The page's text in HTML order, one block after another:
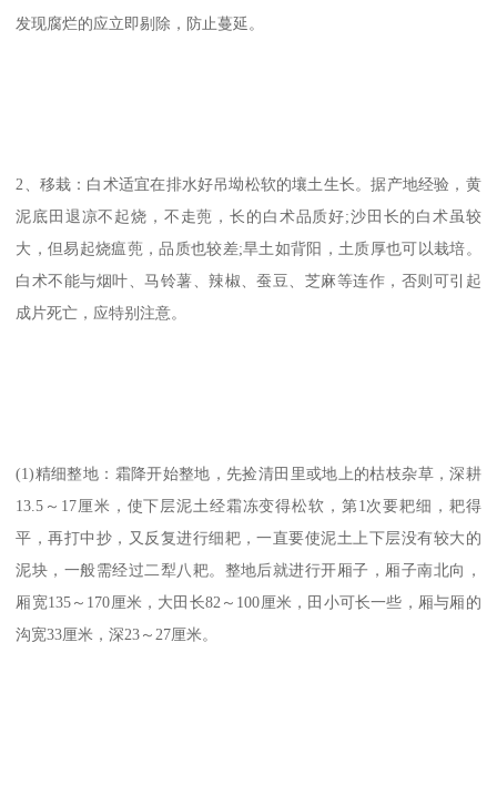
发现腐烂的应立即剔除，防止蔓延。
2、移栽：白术适宜在排水好吊坳松软的壤土生长。据产地经验，黄
泥底田退凉不起烧，不走蔸，长的白术品质好;沙田长的白术虽较
大，但易起烧瘟蔸，品质也较差;旱土如背阳，土质厚也可以栽培。
白术不能与烟叶、马铃薯、辣椒、蚕豆、芝麻等连作，否则可引起
成片死亡，应特别注意。
(1)精细整地：霜降开始整地，先捡清田里或地上的枯枝杂草，深耕
13.5～17厘米，使下层泥土经霜冻变得松软，第1次要耙细，耙得
平，再打中抄，又反复进行细耙，一直要使泥土上下层没有较大的
泥块，一般需经过二犁八耙。整地后就进行开厢子，厢子南北向，
厢宽135～170厘米，大田长82～100厘米，田小可长一些，厢与厢的
沟宽33厘米，深23～27厘米。